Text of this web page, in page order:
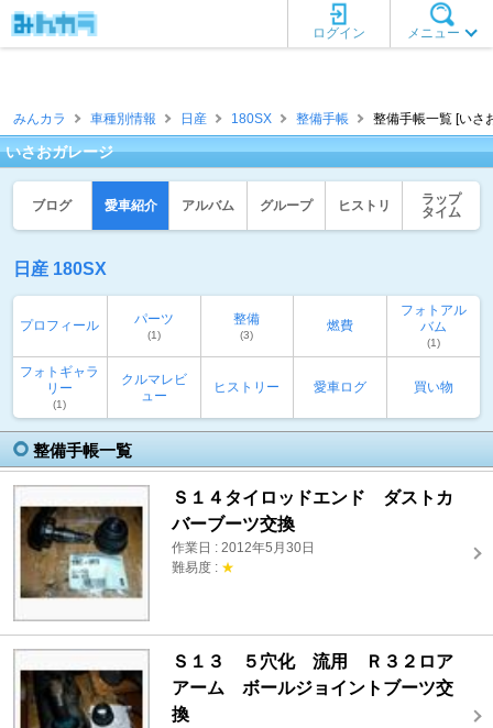
メニュー
ログイン
みんカラ 車種別情報 日産 180SX 整備手帳 整備手帳一覧 [いさ
いさおガレージ
ブログ 愛車紹介 アルバム グループ ヒストリ
ラップ
タイム
日産 180SX
プロフィール パーツ
(1)
整備
(3)
燃費
フォトアル
バム
(1)
フォトギャラ
リー
(1)
クルマレビ
ュー
ヒストリー 愛車ログ 買い物
整備手帳一覧
Ｓ１４タイロッドエンド ダストカ
バーブーツ交換
作業日 : 2012年5月30日
難易度 : ★
Ｓ１３ ５穴化 流用 Ｒ３２ロア
アーム ボールジョイントブーツ交
換